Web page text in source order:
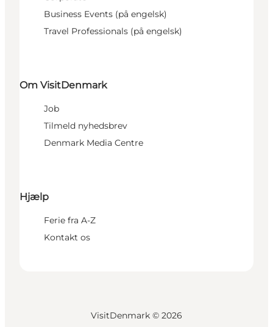
Business Events (på engelsk)
Travel Professionals (på engelsk)
Om VisitDenmark
Job
Tilmeld nyhedsbrev
Denmark Media Centre
Hjælp
Ferie fra A-Z
Kontakt os
VisitDenmark © 2026